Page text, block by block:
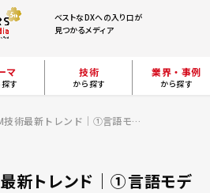
ベストなDXへの入り口が
見つかるメディア
マ
す
技術
から探す
業界・事例
から探す
生成AI/LLM技術最新トレンド｜①言語モデル評価のベストプラクティスと、オープンソースライブラリ Language Model Evaluation Harness（lm-eval）を紹介 ②LLMによる財務諸表分析は人間のアナリストを超えるか？ ③LLMエージェントに世界知識モデルを導入する
新トレンド｜①言語モデ